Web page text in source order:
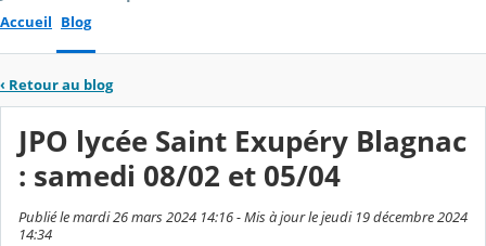
Accueil Blog
‹ Retour au blog
JPO lycée Saint Exupéry Blagnac
: samedi 08/02 et 05/04
Publié le mardi 26 mars 2024 14:16 - Mis à jour le jeudi 19 décembre 2024
14:34